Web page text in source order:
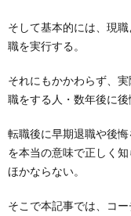
そして基本的には、現
職を実行する。
それにもかかわらず、
職をする人・数年後に後
転職後に早期退職や後
を本当の意味で正しく
ほかならない。
そこで本記事では、コ